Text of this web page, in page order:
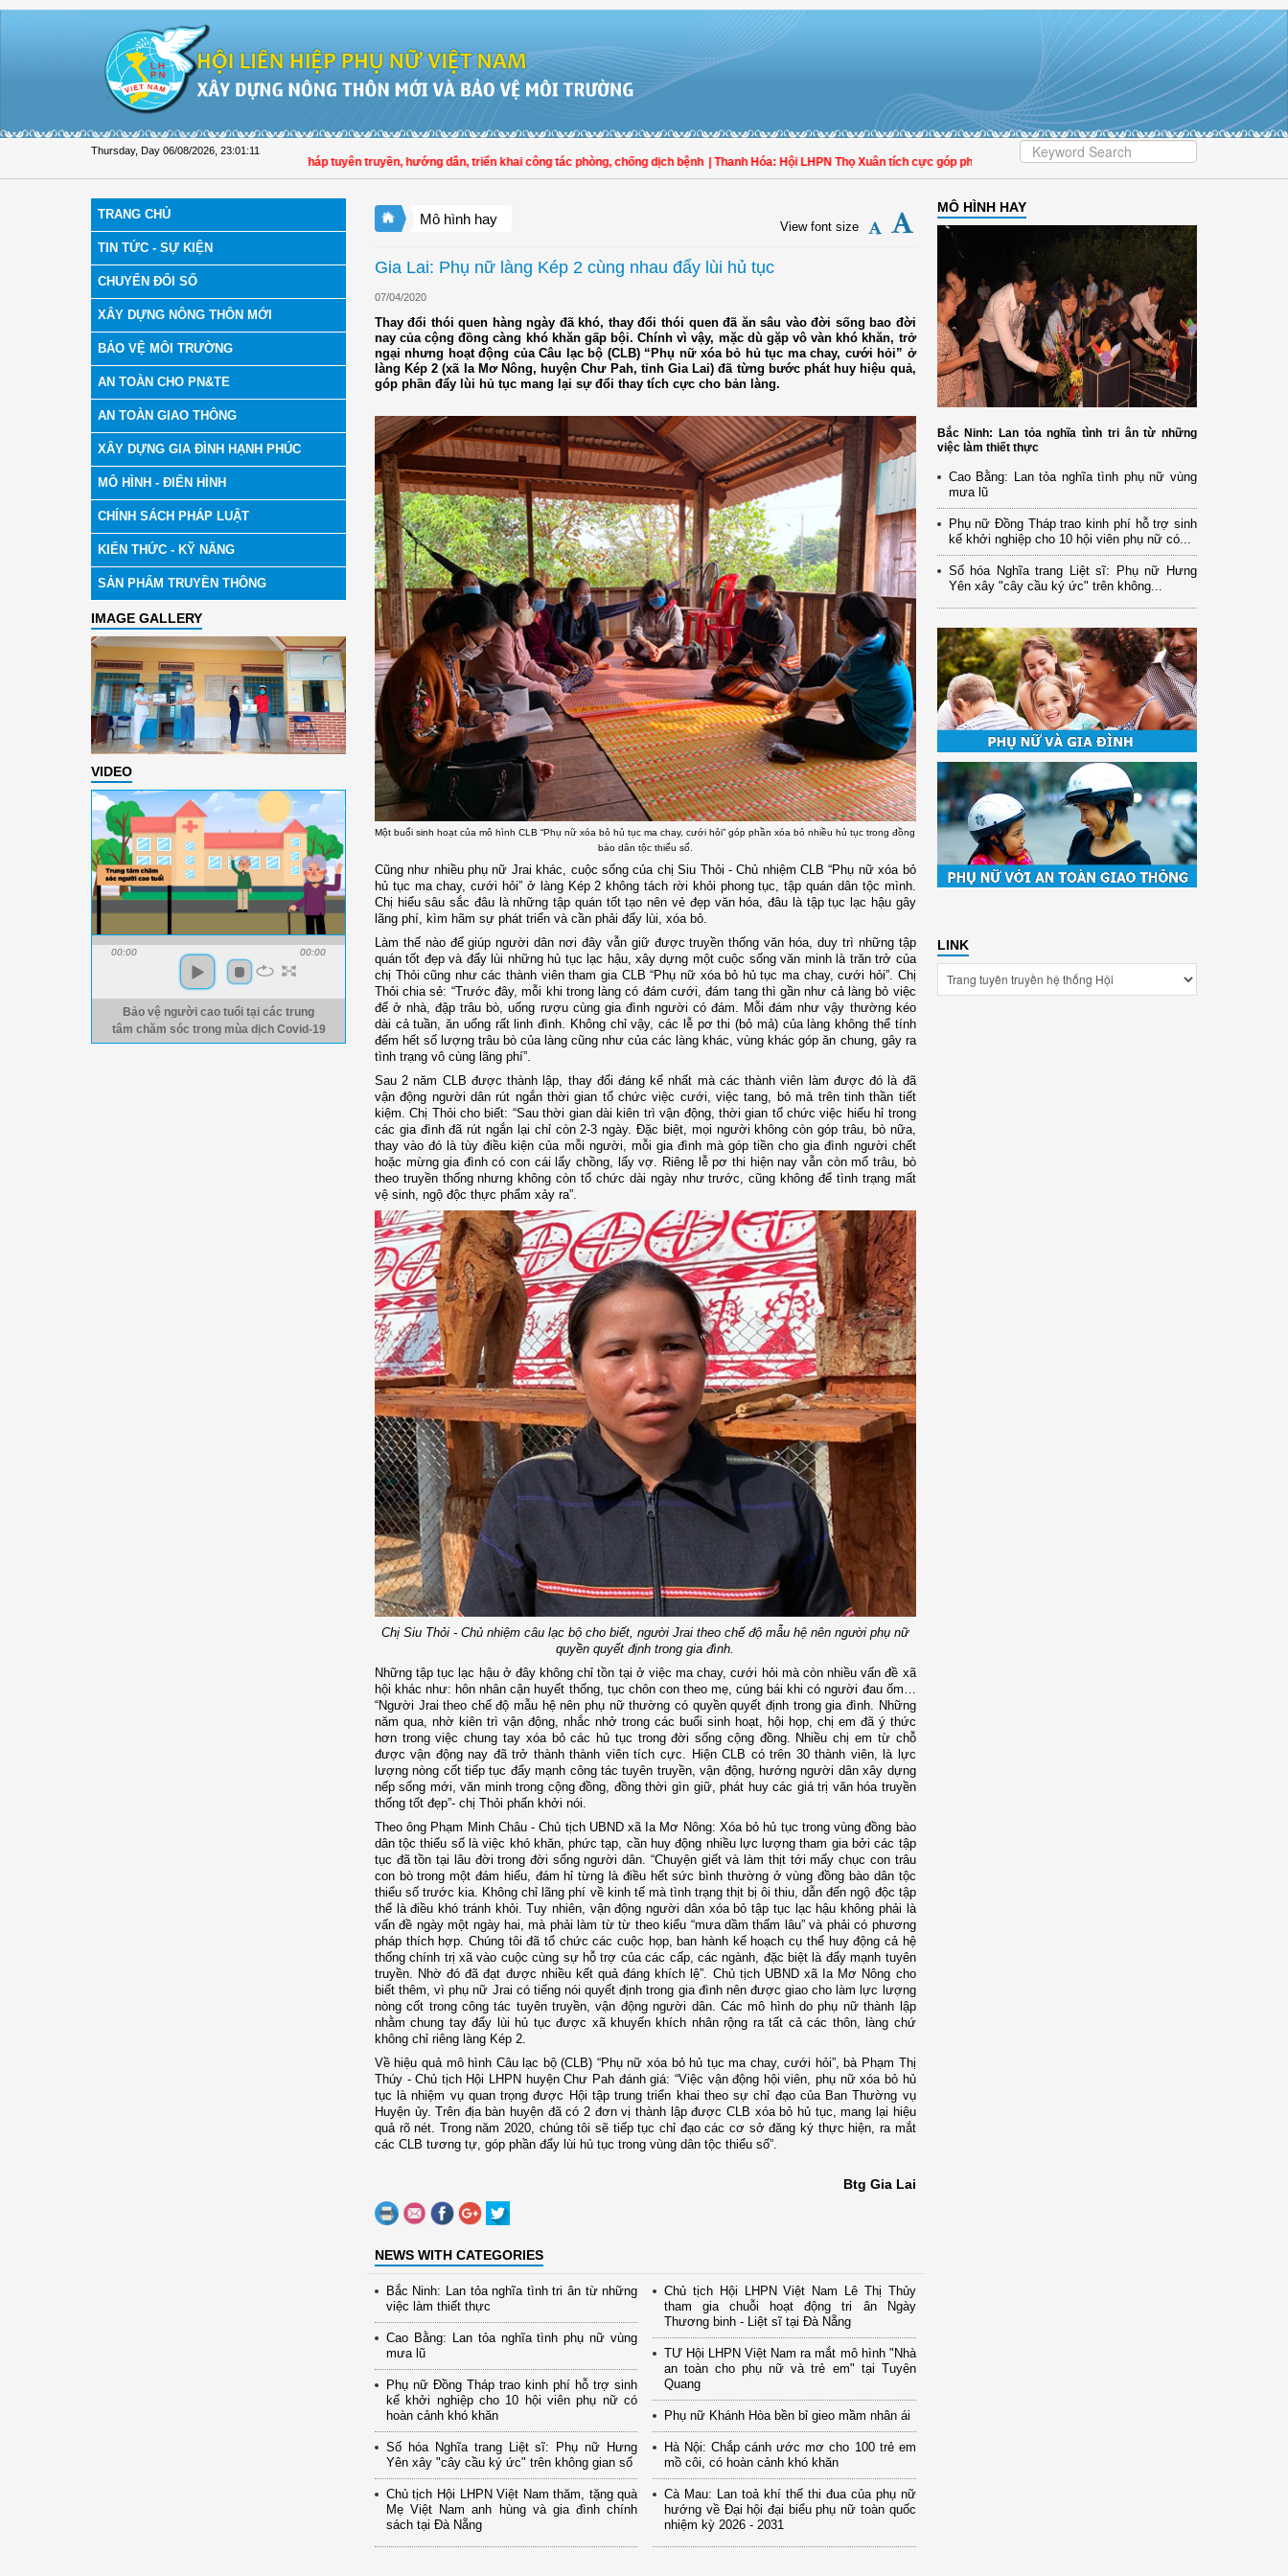
Thursday, Day 06/08/2026 23:01:12
Hội LHPN tỉnh Đồng Tháp tuyên truyền, hướng dẫn, triển khai công tác phòng, chống dịch bệnh | Thanh Hóa: Hội LHPN Thọ Xuân tích cực góp phần nâng cao tỷ lệ người dân tham gia bảo hiểm y tế
TRANG CHỦ
TIN TỨC - SỰ KIỆN
CHUYỂN ĐỔI SỐ
XÂY DỰNG NÔNG THÔN MỚI
BẢO VỆ MÔI TRƯỜNG
AN TOÀN CHO PN&TE
AN TOÀN GIAO THÔNG
XÂY DỰNG GIA ĐÌNH HẠNH PHÚC
MÔ HÌNH - ĐIỂN HÌNH
CHÍNH SÁCH PHÁP LUẬT
KIẾN THỨC - KỸ NĂNG
SẢN PHẨM TRUYỀN THÔNG
IMAGE GALLERY
VIDEO
00:00 00:00
Bảo vệ người cao tuổi tại các trung
tâm chăm sóc trong mùa dịch Covid-19
Mô hình hay View font size
Gia Lai: Phụ nữ làng Kép 2 cùng nhau đẩy lùi hủ tục
07/04/2020
Thay đổi thói quen hàng ngày đã khó, thay đổi thói quen đã ăn sâu vào đời sống bao đời
nay của cộng đồng càng khó khăn gấp bội. Chính vì vậy, mặc dù gặp vô vàn khó khăn, trở
ngại nhưng hoạt động của Câu lạc bộ (CLB) “Phụ nữ xóa bỏ hủ tục ma chay, cưới hỏi” ở
làng Kép 2 (xã Ia Mơ Nông, huyện Chư Pah, tỉnh Gia Lai) đã từng bước phát huy hiệu quả,
góp phần đẩy lùi hủ tục mang lại sự đổi thay tích cực cho bản làng.
Một buổi sinh hoạt của mô hình CLB “Phụ nữ xóa bỏ hủ tục ma chay, cưới hỏi” góp phần xóa bỏ nhiều hủ tục trong đồng
bào dân tộc thiểu số.
Cũng như nhiều phụ nữ Jrai khác, cuộc sống của chị Siu Thỏi - Chủ nhiệm CLB“Phụ nữ xóa bỏ
hủ tục ma chay, cưới hỏi” ở làng Kép 2 không tách rời khỏi phong tục, tập quán dân tộc mình.
Chị hiểu sâu sắc đâu là những tập quán tốt tạo nên vẻ đẹp văn hóa, đâu là tập tục lạc hậu gây
lãng phí, kìm hãm sự phát triển và cần phải đẩy lùi, xóa bỏ.
Làm thế nào để giúp người dân nơi đây vẫn giữ được truyền thống văn hóa, duy trì những tập
quán tốt đẹp và đẩy lùi những hủ tục lạc hậu, xây dựng một cuộc sống văn minh là trăn trở của
chị Thỏi cũng như các thành viên tham gia CLB “Phụ nữ xóa bỏ hủ tục ma chay, cưới hỏi”. Chị
Thỏi chia sẻ: “Trước đây, mỗi khi trong làng có đám cưới, đám tang thì gần như cả làng bỏ việc
để ở nhà, đập trâu bò, uống rượu cùng gia đình người có đám. Mỗi đám như vậy thường kéo
dài cả tuần, ăn uống rất linh đình. Không chỉ vậy, các lễ pơ thi (bỏ mả) của làng không thể tính
đếm hết số lượng trâu bò của làng cũng như của các làng khác, vùng khác góp ăn chung, gây ra
tình trạng vô cùng lãng phí”.
Sau 2 năm CLB được thành lập, thay đổi đáng kể nhất mà các thành viên làm được đó là đã
vận động người dân rút ngắn thời gian tổ chức việc cưới, việc tang, bỏ mả trên tinh thần tiết
kiệm. Chị Thỏi cho biết: “Sau thời gian dài kiên trì vận động, thời gian tổ chức việc hiếu hỉ trong
các gia đình đã rút ngắn lại chỉ còn 2-3 ngày. Đặc biệt, mọi người không còn góp trâu, bò nữa,
thay vào đó là tùy điều kiện của mỗi người, mỗi gia đình mà góp tiền cho gia đình người chết
hoặc mừng gia đình có con cái lấy chồng, lấy vợ. Riêng lễ pơ thi hiện nay vẫn còn mổ trâu, bò
theo truyền thống nhưng không còn tổ chức dài ngày như trước, cũng không để tình trạng mất
vệ sinh, ngộ độc thực phẩm xảy ra”.
Chị Siu Thỏi - Chủ nhiệm câu lạc bộ cho biết, người Jrai theo chế độ mẫu hệ nên người phụ nữ
quyền quyết định trong gia đình.
Những tập tục lạc hậu ở đây không chỉ tồn tại ở việc ma chay, cưới hỏi mà còn nhiều vấn đề xã
hội khác như: hôn nhân cận huyết thống, tục chôn con theo mẹ, cúng bái khi có người đau ốm…
“Người Jrai theo chế độ mẫu hệ nên phụ nữ thường có quyền quyết định trong gia đình. Những
năm qua, nhờ kiên trì vận động, nhắc nhở trong các buổi sinh hoạt, hội họp, chị em đã ý thức
hơn trong việc chung tay xóa bỏ các hủ tục trong đời sống cộng đồng. Nhiều chị em từ chỗ
được vận động nay đã trở thành thành viên tích cực. Hiện CLB có trên 30 thành viên, là lực
lượng nòng cốt tiếp tục đẩy mạnh công tác tuyên truyền, vận động, hướng người dân xây dựng
nếp sống mới, văn minh trong cộng đồng, đồng thời gìn giữ, phát huy các giá trị văn hóa truyền
thống tốt đẹp”- chị Thỏi phấn khởi nói.
Theo ông Phạm Minh Châu - Chủ tịch UBND xã Ia Mơ Nông: Xóa bỏ hủ tục trong vùng đồng bào
dân tộc thiểu số là việc khó khăn, phức tạp, cần huy động nhiều lực lượng tham gia bởi các tập
tục đã tồn tại lâu đời trong đời sống người dân. “Chuyện giết và làm thịt tới mấy chục con trâu
con bò trong một đám hiếu, đám hỉ từng là điều hết sức bình thường ở vùng đồng bào dân tộc
thiểu số trước kia. Không chỉ lãng phí về kinh tế mà tình trạng thịt bị ôi thiu, dẫn đến ngộ độc tập
thể là điều khó tránh khỏi. Tuy nhiên, vận động người dân xóa bỏ tập tục lạc hậu không phải là
vấn đề ngày một ngày hai, mà phải làm từ từ theo kiểu “mưa dầm thấm lâu” và phải có phương
pháp thích hợp. Chúng tôi đã tổ chức các cuộc họp, ban hành kế hoạch cụ thể huy động cả hệ
thống chính trị xã vào cuộc cùng sự hỗ trợ của các cấp, các ngành, đặc biệt là đẩy mạnh tuyên
truyền. Nhờ đó đã đạt được nhiều kết quả đáng khích lệ”. Chủ tịch UBND xã Ia Mơ Nông cho
biết thêm, vì phụ nữ Jrai có tiếng nói quyết định trong gia đình nên được giao cho làm lực lượng
nòng cốt trong công tác tuyên truyền, vận động người dân. Các mô hình do phụ nữ thành lập
nhằm chung tay đẩy lùi hủ tục được xã khuyến khích nhân rộng ra tất cả các thôn, làng chứ
không chỉ riêng làng Kép 2.
Về hiệu quả mô hình Câu lạc bộ (CLB) “Phụ nữ xóa bỏ hủ tục ma chay, cưới hỏi”,
bà Phạm Thị
Thúy - Chủ tịch Hội LHPN huyện Chư Pah đánh giá: “Việc vận động hội viên, phụ nữ xóa bỏ hủ
tục là nhiệm vụ quan trọng được Hội tập trung triển khai theo sự chỉ đạo của Ban Thường vụ
Huyện ủy. Trên địa bàn huyện đã có 2 đơn vị thành lập được CLB xóa bỏ hủ tục, mang lại hiệu
quả rõ nét. Trong năm 2020, chúng tôi sẽ tiếp tục chỉ đạo các cơ sở đăng ký thực hiện, ra mắt
các CLB tương tự, góp phần đẩy lùi hủ tục trong vùng dân tộc thiểu số”.
Btg Gia Lai
NEWS WITH CATEGORIES
Bắc Ninh: Lan tỏa nghĩa tình tri ân từ những
việc làm thiết thực
Cao Bằng: Lan tỏa nghĩa tình phụ nữ vùng
mưa lũ
Phụ nữ Đồng Tháp trao kinh phí hỗ trợ sinh
kế khởi nghiệp cho 10 hội viên phụ nữ có
hoàn cảnh khó khăn
Số hóa Nghĩa trang Liệt sĩ: Phụ nữ Hưng
Yên xây "cây cầu ký ức" trên không gian số
Chủ tịch Hội LHPN Việt Nam thăm, tặng quà
Mẹ Việt Nam anh hùng và gia đình chính
sách tại Đà Nẵng
Chủ tịch Hội LHPN Việt Nam Lê Thị Thủy
tham gia chuỗi hoạt động tri ân Ngày
Thương binh - Liệt sĩ tại Đà Nẵng
TƯ Hội LHPN Việt Nam ra mắt mô hình "Nhà
an toàn cho phụ nữ và trẻ em" tại Tuyên
Quang
Phụ nữ Khánh Hòa bền bỉ gieo mầm nhân ái
Hà Nội: Chắp cánh ước mơ cho 100 trẻ em
mồ côi, có hoàn cảnh khó khăn
Cà Mau: Lan toả khí thế thi đua của phụ nữ
hướng về Đại hội đại biểu phụ nữ toàn quốc
nhiệm kỳ 2026 - 2031
MÔ HÌNH HAY
Bắc Ninh: Lan tỏa nghĩa tình tri ân từ những
việc làm thiết thực
Cao Bằng: Lan tỏa nghĩa tình phụ nữ vùng
mưa lũ
Phụ nữ Đồng Tháp trao kinh phí hỗ trợ sinh
kế khởi nghiệp cho 10 hội viên phụ nữ có...
Số hóa Nghĩa trang Liệt sĩ: Phụ nữ Hưng
Yên xây "cây cầu ký ức" trên không...
LINK